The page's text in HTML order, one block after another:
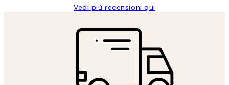
Vedi più recensioni qui